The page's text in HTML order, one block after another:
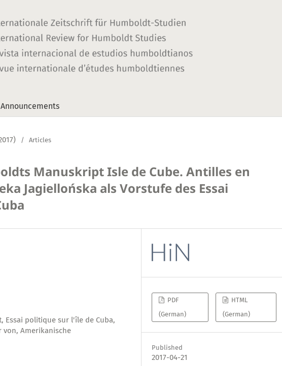
Announcements
/ Articles
Manuskript Isle de Cube. Antilles en
Jagiellońska als Vorstufe des Essai
Essai politique sur l'île de Cuba,
Amerikanische
PDF
(German)
HTML
(German)
Published
2017-04-21